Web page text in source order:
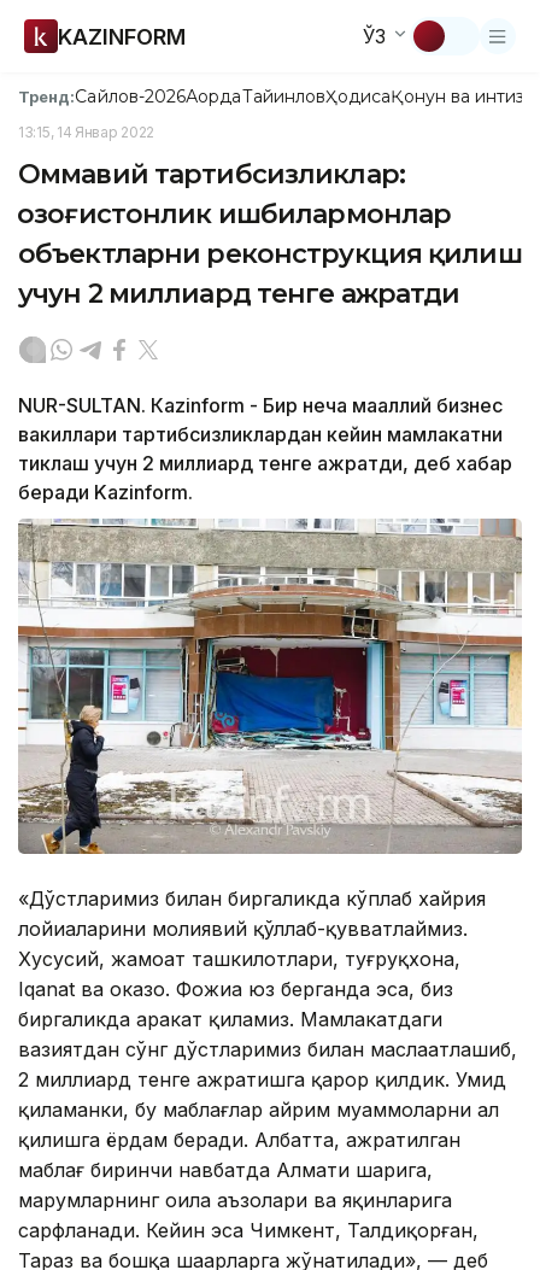
KAZINFORM ЎЗ
Тренд:Сайлов-2026АқордаТайинловҲодисаҚонун ва
13:15, 14 Январ 2022
Оммавий тартибсизликлар:
Қозоғистонлик ишбилармонлар
объектларни реконструкция қилиш
учун 2 миллиард тенге ажратди
NUR-SULTAN. Кazinform - Бир неча маҳаллий бизнес
вакиллари тартибсизликлардан кейин мамлакатни
тиклаш учун 2 миллиард тенге ажратди, деб хабар
беради Kazinform.
«Дўстларимиз билан биргаликда кўплаб хайрия
лойиҳаларини молиявий қўллаб-қувватлаймиз.
Хусусий, жамоат ташкилотлари, туғруқхона,
Iqanat ва ҳоказо. Фожиа юз берганда эса, биз
биргаликда ҳаракат қиламиз. Мамлакатдаги
вазиятдан сўнг дўстларимиз билан маслаҳатлашиб,
2 миллиард тенге ажратишга қарор қилдик. Умид
қиламанки, бу маблағлар айрим муаммоларни ҳал
қилишга ёрдам беради. Албатта, ажратилган
маблағ биринчи навбатда Алмати шаҳрига,
марҳумларнинг оила аъзолари ва яқинларига
сарфланади. Кейин эса Чимкент, Талдиқорған,
Тараз ва бошқа шаҳарларга жўнатилади», — деб